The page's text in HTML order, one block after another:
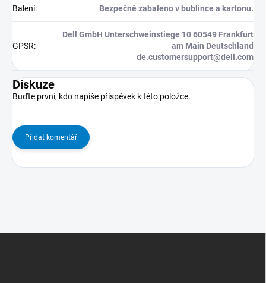
Balení: Bezpečně zabaleno v bublince a kartonu.
GPSR:
Dell GmbH Unterschweinstiege 10 60549 Frankfurt
am Main Deutschland
de.customersupport@dell.com
Diskuze
Buďte první, kdo napíše příspěvek k této položce.
Přidat komentář